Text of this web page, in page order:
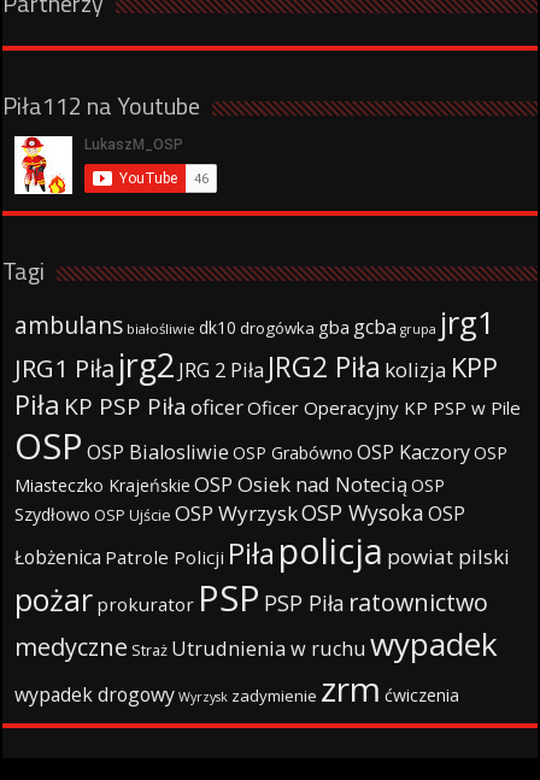
Piła112 na Youtube
Tagi
ambulans białośliwie dk10 drogówka gba gcba grupa jrg1
JRG1 Piła jrg2 JRG 2 Piła JRG2 Piła kolizja KPP
Piła KP PSP Piła oficerOficer Operacyjny KP PSP w Pile
OSP OSP Bialosliwie OSP Grabówno OSP KaczoryOSP
Miasteczko Krajeńskie OSP Osiek nad Notecią OSP
Szydłowo OSP Ujście OSP WyrzyskOSP WysokaOSP
Łobżenica Patrole Policji Piła policja powiat pilski
pożar prokurator PSP PSP Piła ratownictwo
medyczne Straż Utrudnienia w ruchu wypadek
wypadek drogowy Wyrzysk zadymienie zrm ćwiczenia